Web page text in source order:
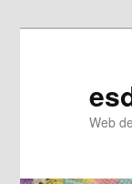
Web